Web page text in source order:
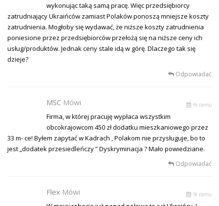
wykonując taką samą pracę. Więc przedsiębiorcy
zatrudniający Ukraińców zamiast Polaków ponoszą mniejsze koszty
zatrudnienia. Mogłoby się wydawać, że niższe koszty zatrudnienia
poniesione przez przedsiębiorców przełożą się na niższe ceny ich
usług/produktów. Jednak ceny stale idą w górę. Dlaczego tak się
dzieje?
Odpowiadać
MSC Mówi % temu
Firma, w której pracuję wypłaca wszystkim
obcokrajowcom 450 zł dodatku mieszkaniowego przez
33 m- ce! Byłem zapytać w Kadrach , Polakom nie przysługuje, bo to
jest „dodatek przesiedleńczy ” Dyskryminacja ? Mało powiedziane.
Odpowiadać
Flex Mówi % temu